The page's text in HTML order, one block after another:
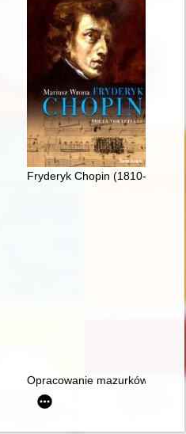
Madera jako przykład
Fryderyk Chopin (1810-1849).
Opracowanie mazurków
Chopina